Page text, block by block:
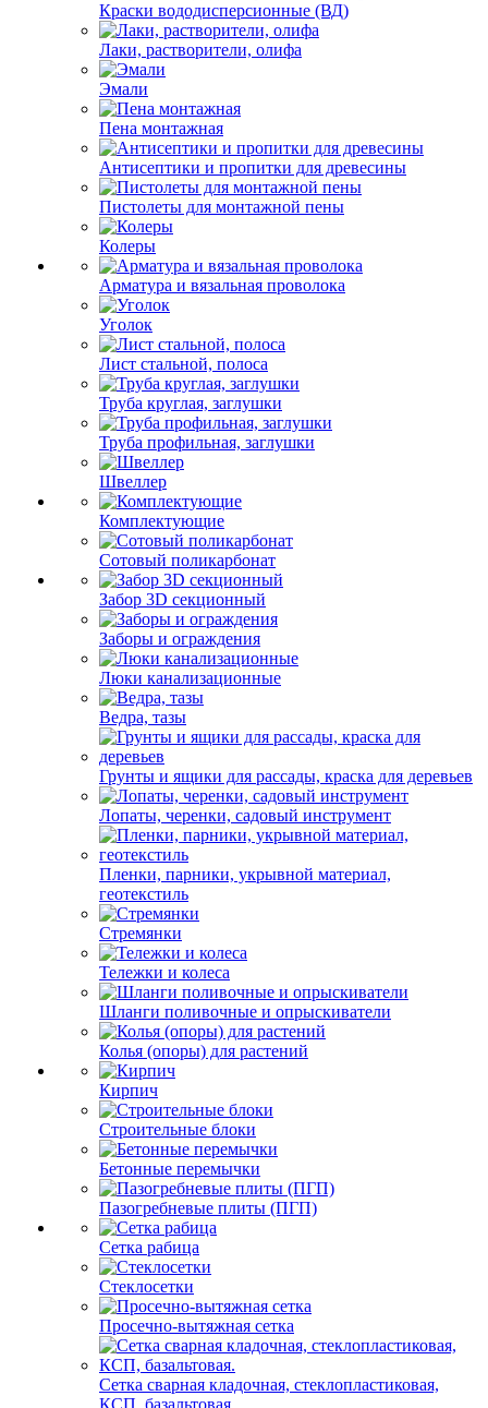
Краски вододисперсионные (ВД)
Лаки, растворители, олифа
Эмали
Пена монтажная
Антисептики и пропитки для древесины
Пистолеты для монтажной пены
Колеры
Арматура и вязальная проволока
Уголок
Лист стальной, полоса
Труба круглая, заглушки
Труба профильная, заглушки
Швеллер
Комплектующие
Сотовый поликарбонат
Забор 3D секционный
Заборы и ограждения
Люки канализационные
Ведра, тазы
Грунты и ящики для рассады, краска для деревьев
Лопаты, черенки, садовый инструмент
Пленки, парники, укрывной материал,
геотекстиль
Стремянки
Тележки и колеса
Шланги поливочные и опрыскиватели
Колья (опоры) для растений
Кирпич
Строительные блоки
Бетонные перемычки
Пазогребневые плиты (ПГП)
Сетка рабица
Стеклосетки
Просечно-вытяжная сетка
Сетка сварная кладочная, стеклопластиковая,
КСП, базальтовая.